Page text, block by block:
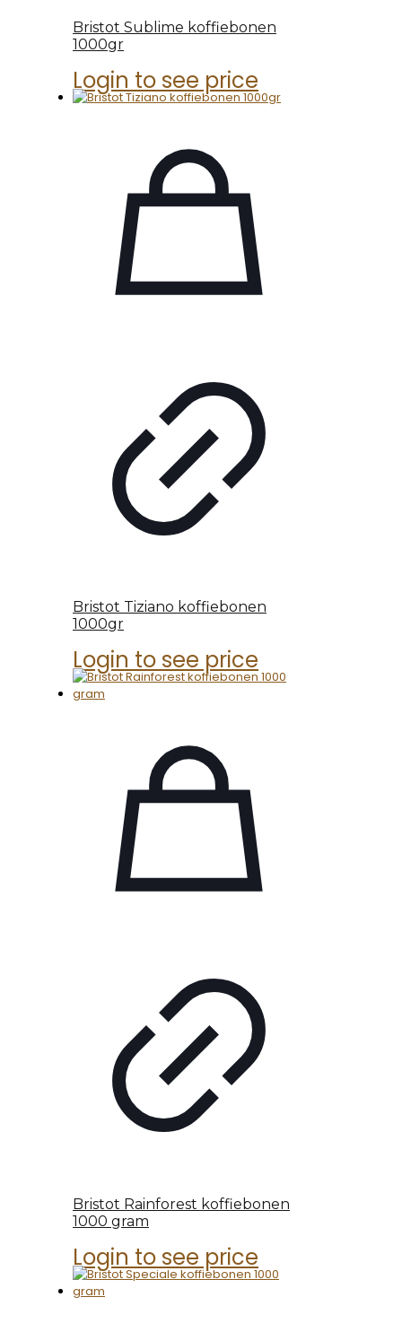
Bristot Sublime koffiebonen
1000gr
Login to see price
Bristot Tiziano koffiebonen
1000gr
Login to see price
Bristot Rainforest koffiebonen
1000 gram
Login to see price